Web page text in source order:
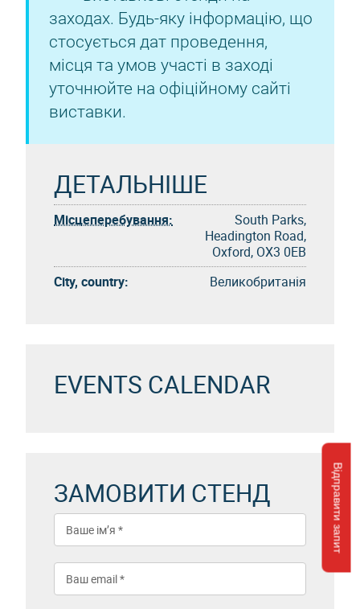
Відправити запит
заходах. Будь-яку інформацію, що
стосується дат проведення,
місця та умов участі в заході
уточнюйте на офіційному сайті
виставки.
ДЕТАЛЬНІШЕ
Місцеперебування:
South Parks,
Headington Road,
Oxford, OX3 0EB
City, country:
Великобританія
EVENTS CALENDAR
ЗАМОВИТИ СТЕНД